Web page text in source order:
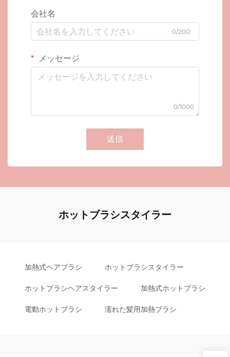
会社名
0/200
メッセージ
0/1000
送信
ホットブラシスタイラー
加熱式ヘアブラシ ホットブラシスタイラー
ホットブラシヘアスタイラー 加熱式ホットブラシ
電動ホットブラシ 濡れた髪用加熱ブラシ